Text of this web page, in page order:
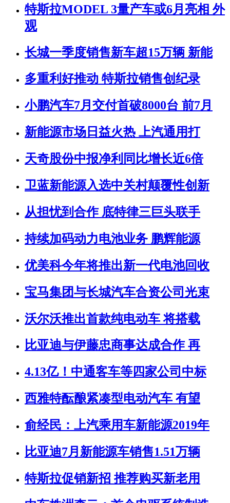
特斯拉MODEL 3量产车或6月亮相 外
观
长城一季度销售新车超15万辆 新能
多重利好推动 特斯拉销售创纪录
小鹏汽车7月交付首破8000台 前7月
新能源市场日益火热 上汽通用打
天奇股份中报净利同比增长近6倍
卫蓝新能源入选中关村颠覆性创新
从担忧到合作 底特律三巨头联手
持续加码动力电池业务 鹏辉能源
优美科今年将推出新一代电池回收
宝马集团与长城汽车合资公司光束
沃尔沃推出首款纯电动车 将搭载
比亚迪与伊藤忠商事达成合作 再
4.13亿！中通客车等四家公司中标
西雅特酝酿紧凑型电动汽车 有望
俞经民：上汽乘用车新能源2019年
比亚迪7月新能源车销售1.51万辆
特斯拉促销新招 推荐购买新老用